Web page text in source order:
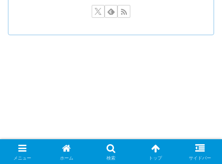
メニュー ホーム 検索 トップ サイドバー